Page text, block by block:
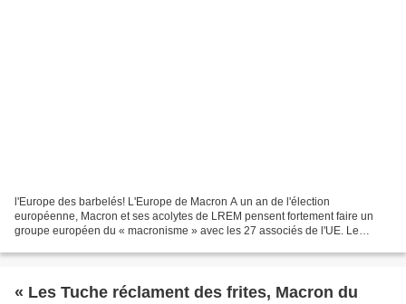
l'Europe des barbelés! L'Europe de Macron A un an de l'élection
européenne, Macron et ses acolytes de LREM pensent fortement faire un
groupe européen du « macronisme » avec les 27 associés de l'UE. Le
« Les Tuche réclament des frites, Macron du